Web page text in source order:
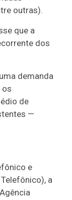
outras).
que a
dos
demanda
os
de
—
e
a